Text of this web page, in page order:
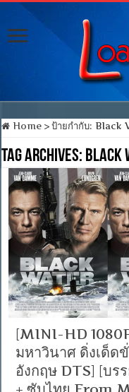
Home > ป้ายกำกับ:Black
Tag Archives: Black
[MINI-HD
มหาวินาศ ดิ่งเด็ด
อังกฤษ DTS] [บร